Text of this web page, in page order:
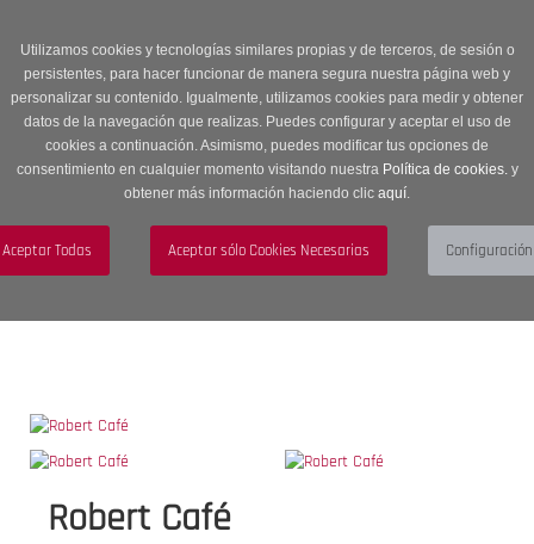
Utilizamos cookies y tecnologías similares propias y de terceros, de sesión o
persistentes, para hacer funcionar de manera segura nuestra página web y
personalizar su contenido. Igualmente, utilizamos cookies para medir y obtener
datos de la navegación que realizas. Puedes configurar y aceptar el uso de
cookies a continuación. Asimismo, puedes modificar tus opciones de
consentimiento en cualquier momento visitando nuestra Política de cookies.y
obtener más información haciendo clic aquí.
descuento en Sección OUTLET con código OUTLET20
navigation
Menú
Robert Café